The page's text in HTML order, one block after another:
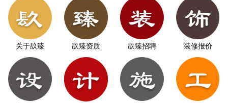
关于镹臻 镹臻资质 镹臻招聘 装修报价